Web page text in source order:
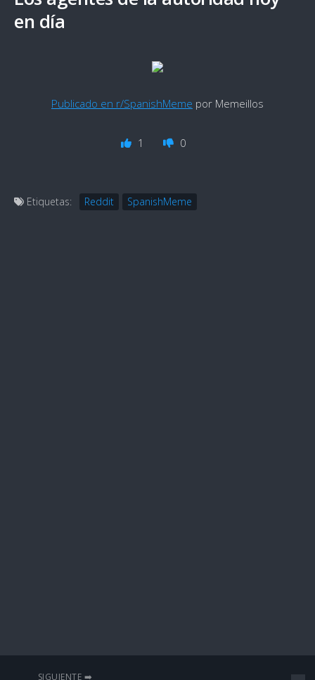
en día
Publicado en r/SpanishMeme por Memeillos
1 0
Etiquetas: Reddit SpanishMeme
SIGUIENTE ➡️